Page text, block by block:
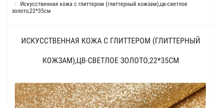
Искусственная кожа с глиттером (глиттерный кожзам),цв-светлое
золото,22*35см
ИСКУССТВЕННАЯ КОЖА С ГЛИТТЕРОМ (ГЛИТТЕРНЫЙ
КОЖЗАМ),ЦВ-СВЕТЛОЕ ЗОЛОТО,22*35СМ